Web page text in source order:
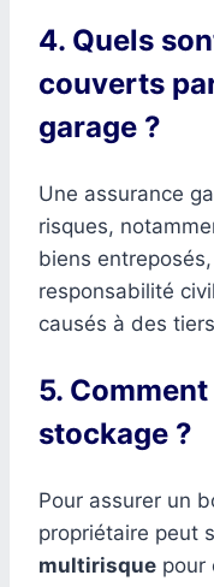
4. Quels
couverts
garage ?
Une assurance
risques,
biens
responsabilité
causés à des
5.
stockage ?
Pour assurer un
propriétaire peut
multirisque pour